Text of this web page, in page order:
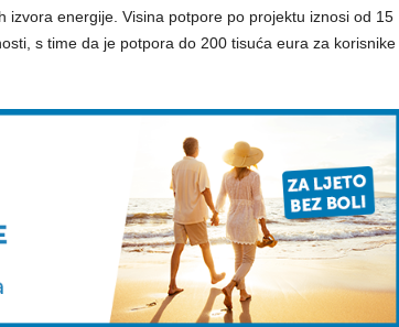
izvora energije. Visina potpore po projektu iznosi od 15
s time da je potpora do 200 tisuća eura za korisnike